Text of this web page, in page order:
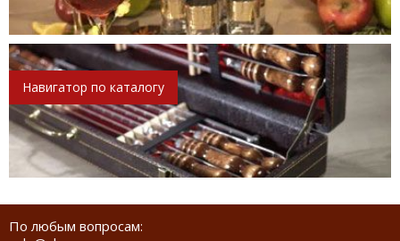
Навигатор по каталогу
По любым вопросам: